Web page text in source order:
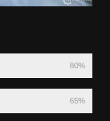
80%
65%